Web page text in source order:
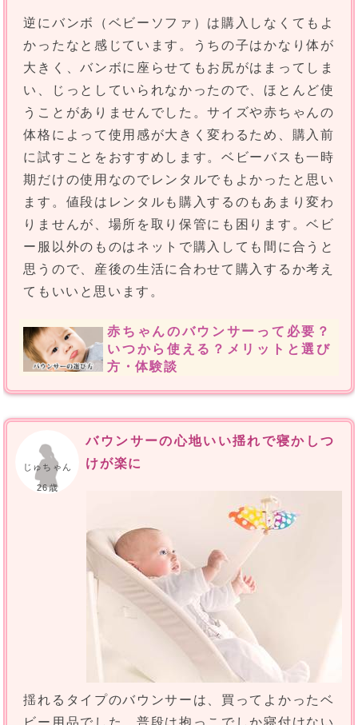
逆にバンボ（ベビーソファ）は購入しなくてもよ
かったなと感じています。うちの子はかなり体が
大きく、バンボに座らせてもお尻がはまってしま
い、じっとしていられなかったので、ほとんど使
うことがありませんでした。サイズや赤ちゃんの
体格によって使用感が大きく変わるため、購入前
に試すことをおすすめします。ベビーバスも一時
期だけの使用なのでレンタルでもよかったと思い
ます。値段はレンタルも購入するのもあまり変わ
りませんが、場所を取り保管にも困ります。ベビ
ー服以外のものはネットで購入しても間に合うと
思うので、産後の生活に合わせて購入するか考え
てもいいと思います。
赤ちゃんのバウンサーって必要？
いつから使える？メリットと選び
方・体験談
じゅちゃん
26歳
バウンサーの心地いい揺れで寝かしつ
けが楽に
揺れるタイプのバウンサーは、買ってよかったベ
ビー用品でした。普段は抱っこでしか寝付けない